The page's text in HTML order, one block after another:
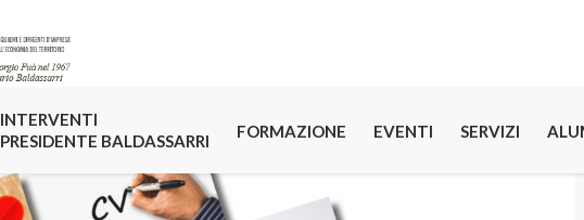
INTERVENTI
PRESIDENTE BALDASSARRI
FORMAZIONE EVENTI SERVIZI